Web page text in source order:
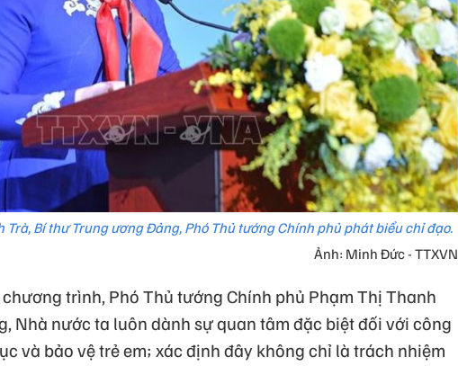
Trà, Bí thư Trung ương Đảng, Phó Thủ tướng Chính phủ phát biểu chỉ đạo.
Ảnh: Minh Đức - TTXVN
trình, Phó Thủ tướng Chính phủ Phạm Thị Thanh
Nhà nước ta luôn dành sự quan tâm đặc biệt đối với công
và bảo vệ trẻ em; xác định đây không chỉ là trách nhiệm